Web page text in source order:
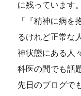
に残っています。
「『精神に病を
るけれど正常な
神状態にある人
科医の間でも話
先日のブログで